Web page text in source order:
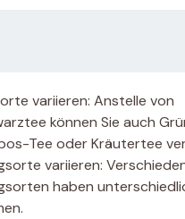
variieren: Anstelle von
können Sie auch
Tee oder Kräutertee
variieren:
haben